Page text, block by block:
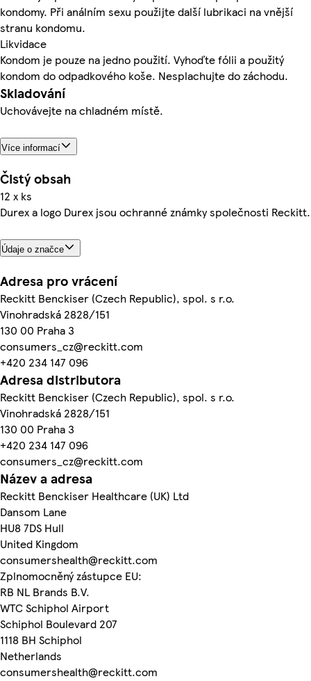
kondomy. Při análním sexu použijte další lubrikaci na vnější
stranu kondomu.
Likvidace
Kondom je pouze na jedno použití. Vyhoďte fólii a použitý
kondom do odpadkového koše. Nesplachujte do záchodu.
Skladování
Uchovávejte na chladném místě.
Více informací
Čistý obsah
12 x ks
Durex a logo Durex jsou ochranné známky společnosti Reckitt.
Údaje o značce
Adresa pro vrácení
Reckitt Benckiser (Czech Republic), spol. s r.o.
Vinohradská 2828/151
130 00 Praha 3
consumers_cz@reckitt.com
+420 234 147 096
Adresa distributora
Reckitt Benckiser (Czech Republic), spol. s r.o.
Vinohradská 2828/151
130 00 Praha 3
+420 234 147 096
consumers_cz@reckitt.com
Název a adresa
Reckitt Benckiser Healthcare (UK) Ltd
Dansom Lane
HU8 7DS Hull
United Kingdom
consumershealth@reckitt.com
Zplnomocněný zástupce EU:
RB NL Brands B.V.
WTC Schiphol Airport
Schiphol Boulevard 207
1118 BH Schiphol
Netherlands
consumershealth@reckitt.com